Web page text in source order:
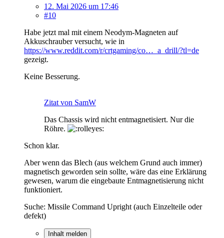
12. Mai 2026 um 17:46
#10
Habe jetzt mal mit einem Neodym-Magneten auf
Akkuschrauber versucht, wie in
https://www.reddit.com/r/crtgaming/co…_a_drill/?tl=de
gezeigt.
Keine Besserung.
Zitat von SamW
Das Chassis wird nicht entmagnetisiert. Nur die
Röhre.
Schon klar.
Aber wenn das Blech (aus welchem Grund auch immer)
magnetisch geworden sein sollte, wäre das eine Erklärung
gewesen, warum die eingebaute Entmagnetisierung nicht
funktioniert.
Suche: Missile Command Upright (auch Einzelteile oder
defekt)
Inhalt melden